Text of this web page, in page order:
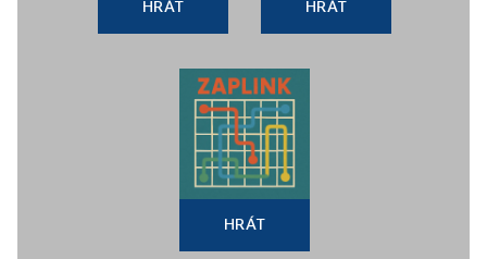
HRÁT HRÁT
HRÁT